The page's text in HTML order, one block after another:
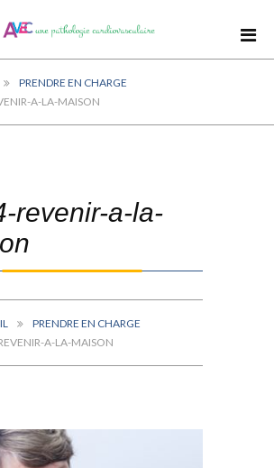
PRENDRE EN CHARGE
A-LA-MAISON
revenir-a-la-
PRENDRE EN CHARGE
A-LA-MAISON